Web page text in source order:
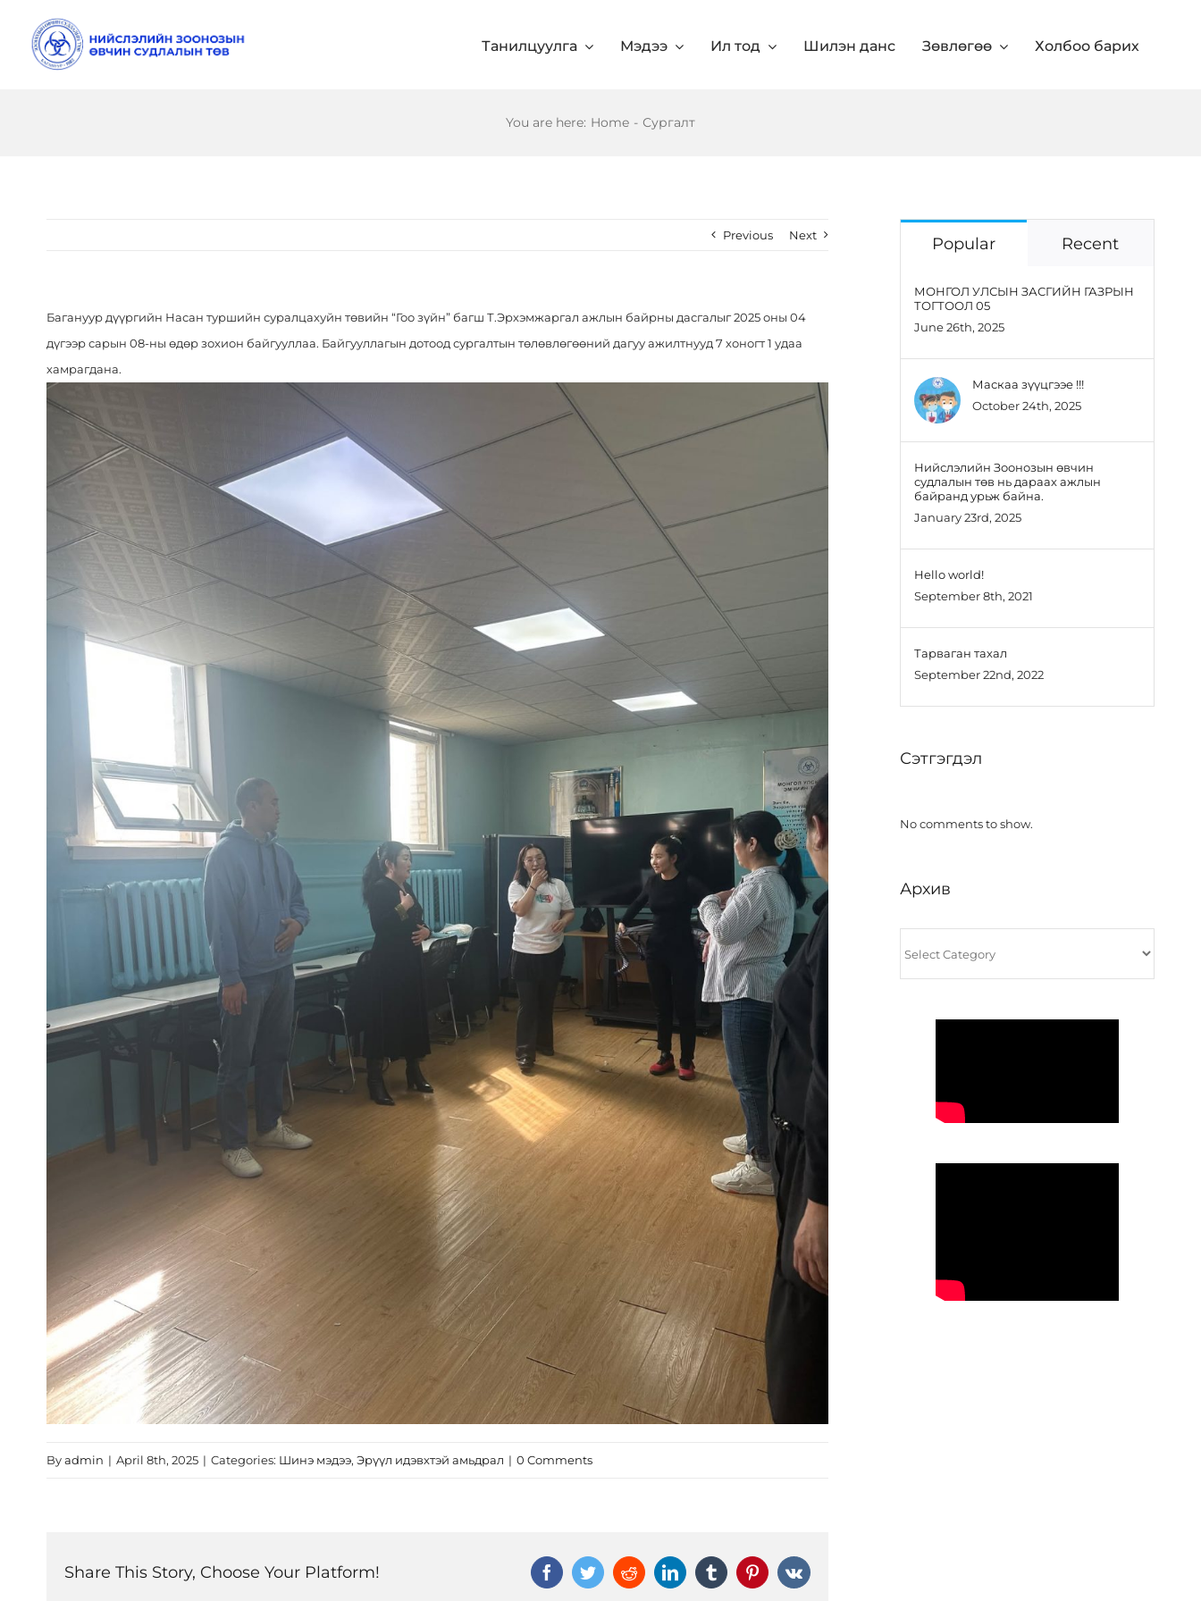
content
Танилцуулга Мэдээ Ил тод Шилэн данс Зөвлөгөө Холбоо барих
You are here: Home - Сургалт
Previous Next
Багануур дүүргийн Насан туршийн суралцахуйн төвийн “Гоо зүйн” багш Т.Эрхэмжаргал ажлын байрны дасгалыг 2025 оны 04
дүгээр сарын 08-ны өдөр зохион байгууллаа. Байгууллагын дотоод сургалтын төлөвлөгөөний дагуу ажилтнууд 7 хоногт 1 удаа
хамрагдана.
Byadmin | April 8th, 2025 | Categories: Шинэ мэдээ, Эрүүл идэвхтэй амьдрал | 0 Comments
Share This Story, Choose Your Platform! FacebookTwitterRedditLinkedInTumblr Pinterest
Vk
Popular Recent
МОНГОЛ УЛСЫН ЗАСГИЙН ГАЗРЫН
ТОГТООЛ 05
June 26th, 2025
Маскаа зүүцгээе !!!
October 24th, 2025
Нийслэлийн Зоонозын өвчин
судлалын төв нь дараах ажлын
байранд урьж байна.
January 23rd, 2025
Hello world!
September 8th, 2021
Тарваган тахал
September 22nd, 2022
Сэтгэгдэл
No comments to show.
Архив